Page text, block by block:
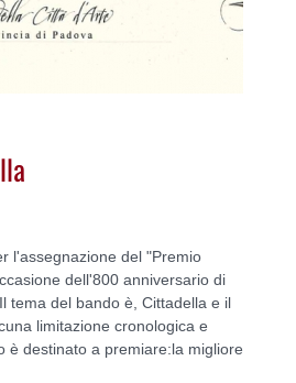
l'assegnazione del "Premio
dell'800 anniversario di
tema del bando è, Cittadella e il
limitazione cronologica e
è destinato a premiare:la migliore